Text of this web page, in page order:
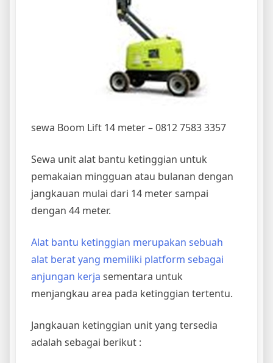
sewa Boom Lift 14 meter – 0812 7583 3357
Sewa unit alat bantu ketinggian untuk
pemakaian mingguan atau bulanan dengan
jangkauan mulai dari 14 meter sampai
dengan 44 meter.
Alat bantu ketinggian merupakan sebuah
alat berat yang memiliki platform sebagai
anjungan kerja sementara untuk
menjangkau area pada ketinggian tertentu.
Jangkauan ketinggian unit yang tersedia
adalah sebagai berikut :